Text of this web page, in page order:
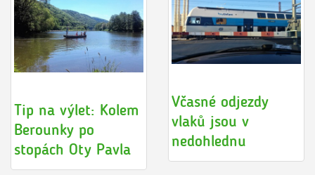
Tip na výlet: Kolem
Berounky po
stopách Oty Pavla
Včasné odjezdy
vlaků jsou v
nedohlednu